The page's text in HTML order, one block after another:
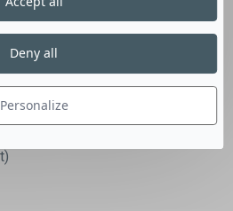
18h00.
la station,
Personalize
Deny all